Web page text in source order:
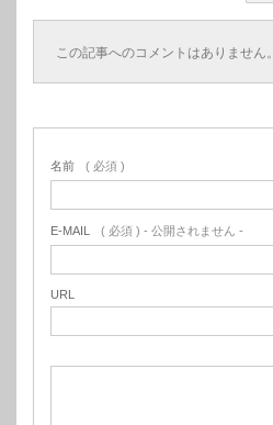
この記事へのコメントはありません。
名前 ( 必須 )
E-MAIL ( 必須 ) - 公開されません -
URL